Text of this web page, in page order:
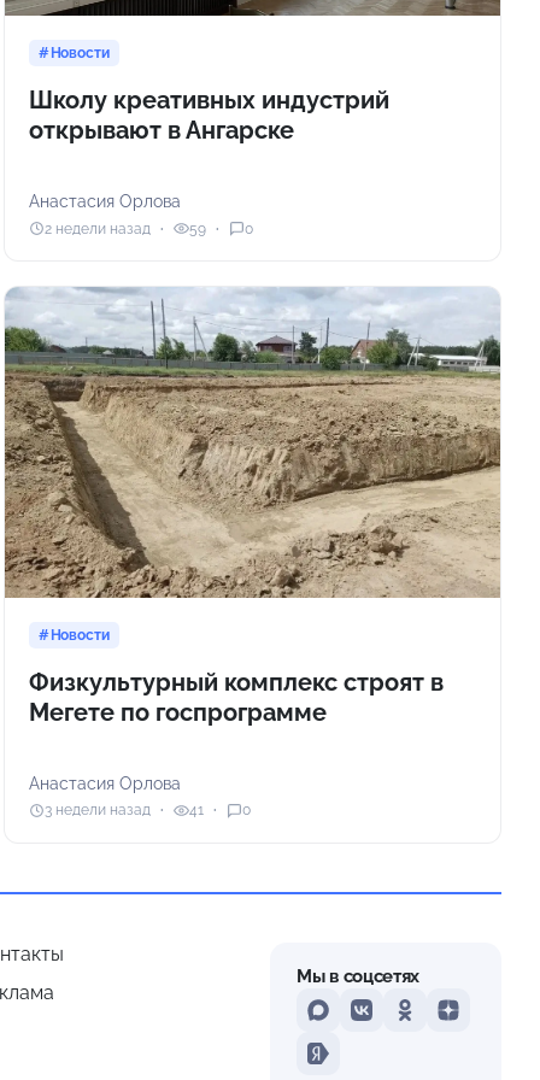
Новости
Школу креативных индустрий
открывают в Ангарске
Анастасия Орлова
2 недели назад 59 0
Новости
Физкультурный комплекс строят в
Мегете по госпрограмме
Анастасия Орлова
3 недели назад 41 0
Мы в соцсетях
MAXVKontakteOdnoklassniki
Dzen
Yandex